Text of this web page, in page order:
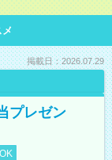
掲載日：2026.07.29
プレゼン